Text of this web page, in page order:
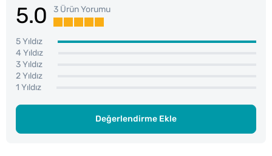
5.0 3 Ürün Yorumu
5 Yıldız
4 Yıldız
3 Yıldız
2 Yıldız
1 Yıldız
Değerlendirme Ekle